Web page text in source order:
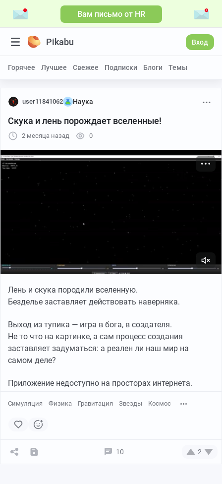
Вам письмо от HR
Pikabu Вход
Горячее Лучшее Свежее Подписки Блоги Темы
user11841062 Наука
Скука и лень порождает вселенные!
2 месяца назад 0
Лень и скука породили вселенную.
Безделье заставляет действовать наверняка.
Выход из тупика — игра в бога, в создателя.
Не то что на картинке, а сам процесс создания
заставляет задуматься: а реален ли наш мир на
самом деле?
Приложение недоступно на просторах интернета.
Симуляция Физика Гравитация Звезды Космос
10 2
Больше видео